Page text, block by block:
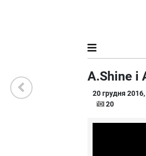
A.Shine і
20 грудня
20